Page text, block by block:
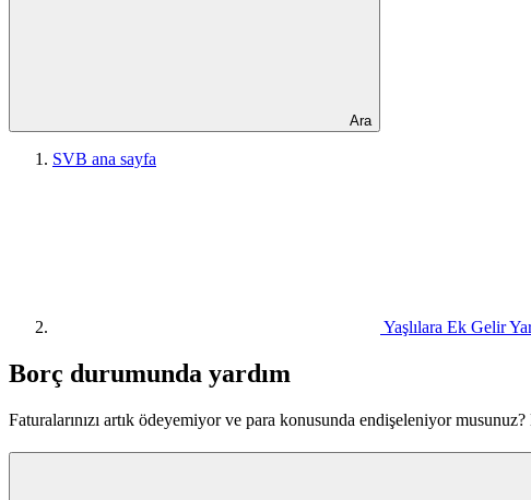
Ara
SVB ana sayfa
Yaşlılara Ek Gelir
Borç durumunda yardım
Faturalarınızı artık ödeyemiyor ve para konusunda endişeleniyor